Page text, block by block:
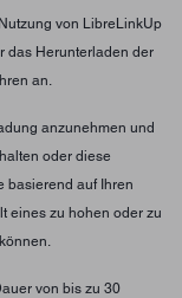
von LibreLinkUp
das Herunterladen der
an.
anzunehmen und
oder diese
basierend auf Ihren
eines zu hohen oder zu
von bis zu 30